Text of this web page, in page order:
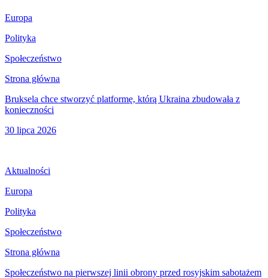
Europa
Polityka
Społeczeństwo
Strona główna
Bruksela chce stworzyć platformę, którą Ukraina zbudowała z
konieczności
30 lipca 2026
Aktualności
Europa
Polityka
Społeczeństwo
Strona główna
Społeczeństwo na pierwszej linii obrony przed rosyjskim sabotażem